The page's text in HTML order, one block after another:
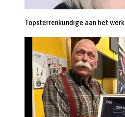
Topsterrenkundige aan het